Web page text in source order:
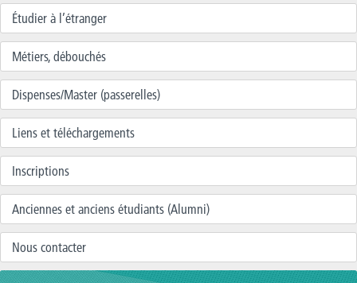
Étudier à l’étranger
Métiers, débouchés
Dispenses/Master (passerelles)
Liens et téléchargements
Inscriptions
Anciennes et anciens étudiants (Alumni)
Nous contacter